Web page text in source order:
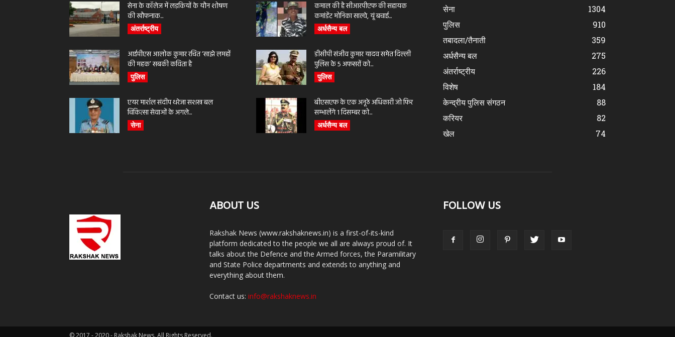
सेना के कॉलेज में लड़कियों के यौन शोषण
की खौफनाक...
अंतर्राष्ट्रीय
आईपीएस आलोक कुमार रचित ‘साझे लमहों
की महक’ सबकी कविता है
पुलिस
एयर मार्शल संदीप थरेजा सशस्त्र बल
चिकित्सा सेवाओं के अगले...
सेना
कमाल की है सीआरपीएफ की सहायक
कमांडेंट मोनिका साल्वे, यूं बचाई...
अर्धसैन्य बल
डीसीपी संजीव कुमार यादव समेत दिल्ली
पुलिस के 5 अफसरों को...
पुलिस
बीएसएफ के एक अनूठे अधिकारी जो फिर
सम्भालेंगे 1 दिसम्बर को...
अर्धसैन्य बल
सेना
1304
पुलिस
910
तबादला/तैनाती
359
अर्धसैन्य बल
275
अंतर्राष्ट्रीय
226
विशेष
184
केन्द्रीय पुलिस संगठन
88
करियर
82
खेल
74
ABOUT US
Rakshak News (www.rakshaknews.in) is a first-of-its-kind
platform dedicated to the people we all are always proud of. It
talks about the Defence and the Armed forces, the Paramilitary
and State Police departments and extends to anything and
everything about them.
Contact us: info@rakshaknews.in
FOLLOW US
© 2017 - 2020 - Rakshak News. All Rights Reserved.